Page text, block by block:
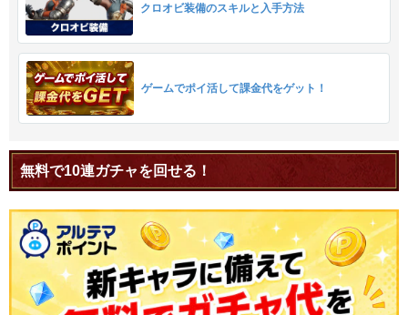
クロオビ装備のスキルと入手方法
ゲームでポイ活して課金代をゲット！
無料で10連ガチャを回せる！